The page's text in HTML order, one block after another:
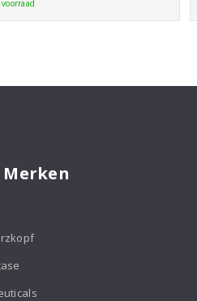
was:
Cordless
Merken